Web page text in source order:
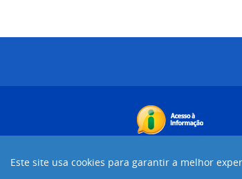
Este site usa cookies para garantir a melhor
Desenvolvido com o